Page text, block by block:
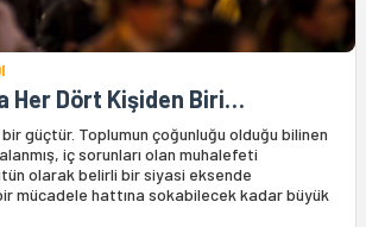
Her Dört Kişiden Biri…
güçtür. Toplumun çoğunluğu olduğu bilinen
iç sorunları olan muhalefeti
olarak belirli bir siyasi eksende
mücadele hattına sokabilecek kadar büyük